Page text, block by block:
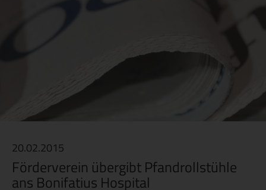
20.02.2015
Förderverein übergibt Pfandrollstühle
ans Bonifatius Hospital